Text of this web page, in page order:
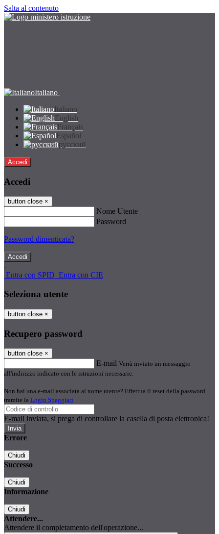
Salta al contenuto
Italiano
Italiano
English
Français
Español
русский
Accedi
Accedi
button close ×
Nome Utente
Password
Password dimenticata?
-
Entra con SPID Entra con CIE
Seleziona utente
button close ×
Recupero password
button close ×
E-mail Verrà inviato un messaggio
all'indirizzo indicato con le istruzioni necessarie.
Non hai una e-mail associata al nome utente? Effettua il reset della password
tramite la Login Spaggiari
E-mail inviata, si prega di controllare la casella di posta elettronica!
Errore
Chiudi
Successo
Chiudi
Informazione
Chiudi
Attendere...
Attendere il completamento dell'operazione...